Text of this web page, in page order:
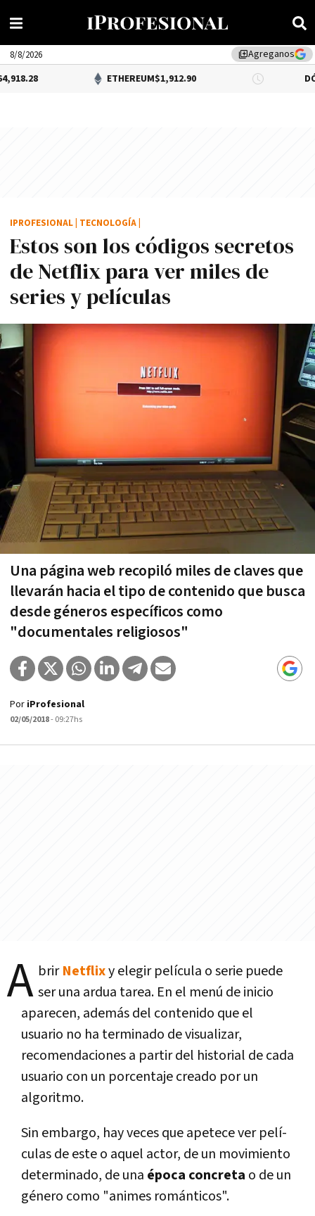
library_addAgreganos
8/8/2026
ETHEREUM$1,912.90 DÓLAR BNA
Estos son los códigos secretos
de Netflix para ver miles de
series y pelí­culas
Una página web recopiló miles de claves que
llevarán hacia el tipo de contenido que busca
desde géneros específicos como
"documentales religiosos"
IPROFESIONAL TECNOLOGÍA
Por iProfesional
02/05/2018- 09:27hs
A brirNetflixy elegir pelí­cula o serie puede
ser una ardua tarea. En el menú de inicio
aparecen, además del contenido que el
usuario no ha terminado de visualizar,
recomendaciones a partir del historial de cada
usuario con un porcentaje creado por un
algoritmo.
Sin embargo, hay veces que apetece ver pelí­
culas de este o aquel actor, de un movimiento
determinado, de una época concreta o de un
género como "animes románticos".